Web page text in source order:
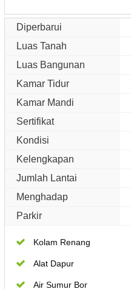
Diperbarui
Luas Tanah
Luas Bangunan
Kamar Tidur
Kamar Mandi
Sertifikat
Kondisi
Kelengkapan
Jumlah Lantai
Menghadap
Parkir
Kolam Renang
Alat Dapur
Air Sumur Bor